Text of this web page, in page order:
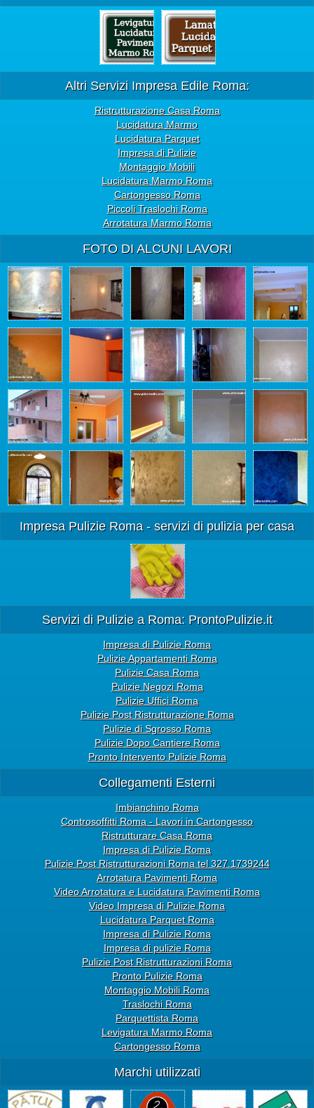
Altri Servizi Impresa Edile Roma:
Ristrutturazione Casa Roma
Lucidatura Marmo
Lucidatura Parquet
Impresa di Pulizie
Montaggio Mobili
Lucidatura Marmo Roma
Cartongesso Roma
Piccoli Traslochi Roma
Arrotatura Marmo Roma
FOTO DI ALCUNI LAVORI
Impresa Pulizie Roma - servizi di pulizia per casa
Servizi di Pulizie a Roma: ProntoPulizie.it
Impresa di Pulizie Roma
Pulizie Appartamenti Roma
Pulizie Casa Roma
Pulizie Negozi Roma
Pulizie Uffici Roma
Pulizie Post Ristrutturazione Roma
Pulizie di Sgrosso Roma
Pulizie Dopo Cantiere Roma
Pronto Intervento Pulizie Roma
Collegamenti Esterni
Imbianchino Roma
Controsoffitti Roma - Lavori in Cartongesso
Ristrutturare Casa Roma
Impresa di Pulizie Roma
Pulizie Post Ristrutturazioni Roma tel 327.1739244
Arrotatura Pavimenti Roma
Video Arrotatura e Lucidatura Pavimenti Roma
Video Impresa di Pulizie Roma
Lucidatura Parquet Roma
Impresa di Pulizie Roma
Impresa di pulizie Roma
Pulizie Post Ristrutturazioni Roma
Pronto Pulizie Roma
Montaggio Mobili Roma
Traslochi Roma
Parquettista Roma
Levigatura Marmo Roma
Cartongesso Roma
Marchi utilizzati